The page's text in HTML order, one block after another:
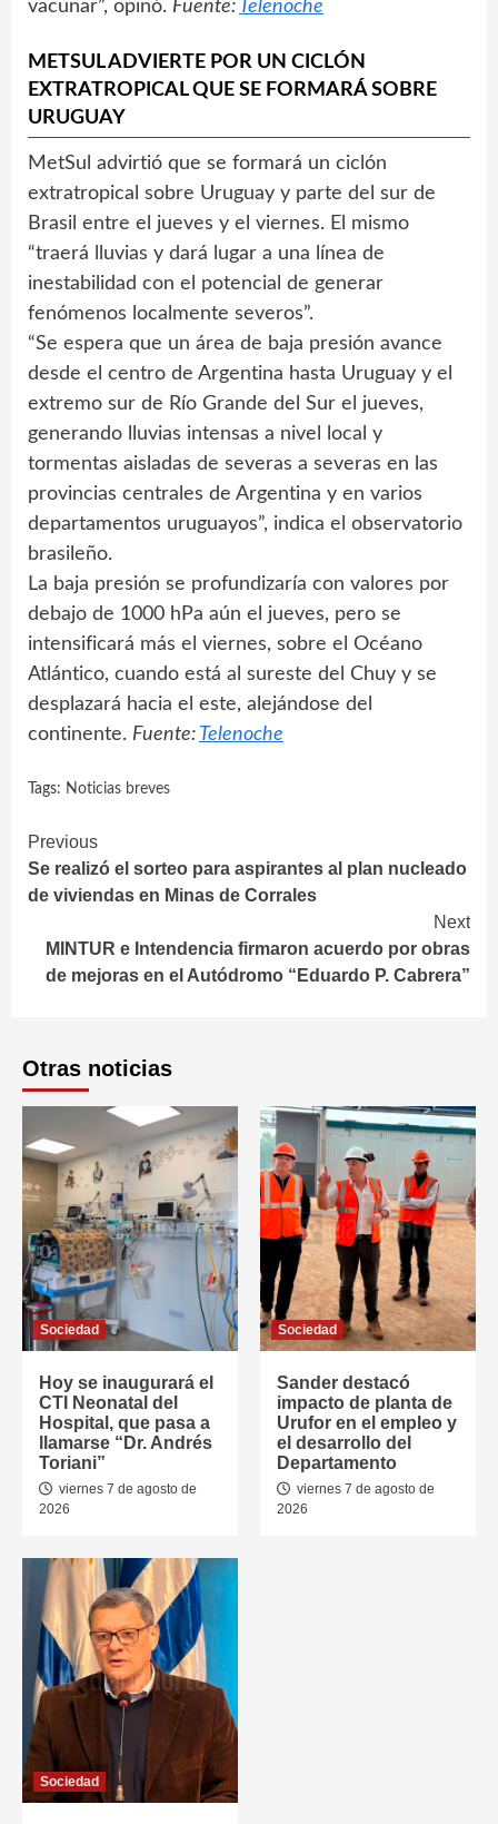
vacunar”, opinó. Fuente: Telenoche
METSUL ADVIERTE POR UN CICLÓN
EXTRATROPICAL QUE SE FORMARÁ SOBRE
URUGUAY
MetSul advirtió que se formará un ciclón
extratropical sobre Uruguay y parte del sur de
Brasil entre el jueves y el viernes. El mismo
“traerá lluvias y dará lugar a una línea de
inestabilidad con el potencial de generar
fenómenos localmente severos”.
“Se espera que un área de baja presión avance
desde el centro de Argentina hasta Uruguay y el
extremo sur de Río Grande del Sur el jueves,
generando lluvias intensas a nivel local y
tormentas aisladas de severas a severas en las
provincias centrales de Argentina y en varios
departamentos uruguayos”, indica el observatorio
brasileño.
La baja presión se profundizaría con valores por
debajo de 1000 hPa aún el jueves, pero se
intensificará más el viernes, sobre el Océano
Atlántico, cuando está al sureste del Chuy y se
desplazará hacia el este, alejándose del
continente. Fuente: Telenoche
Tags: Noticias breves
Continue
Reading
Previous
Se realizó el sorteo para aspirantes al plan nucleado
de viviendas en Minas de Corrales
Next
MINTUR e Intendencia firmaron acuerdo por obras
de mejoras en el Autódromo “Eduardo P. Cabrera”
Otras noticias
Sociedad
Hoy se inaugurará el
CTI Neonatal del
Hospital, que pasa a
llamarse “Dr. Andrés
Toriani”
viernes 7 de agosto de
2026
Sociedad
Sander destacó
impacto de planta de
Urufor en el empleo y
el desarrollo del
Departamento
viernes 7 de agosto de
2026
Sociedad